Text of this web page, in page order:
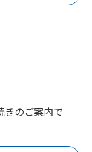
きのご案内で